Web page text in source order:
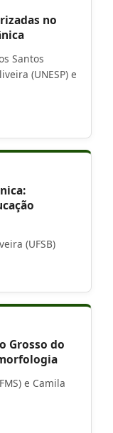
no
Santos
(UNESP) e
(UFSB)
Grosso do
e Camila